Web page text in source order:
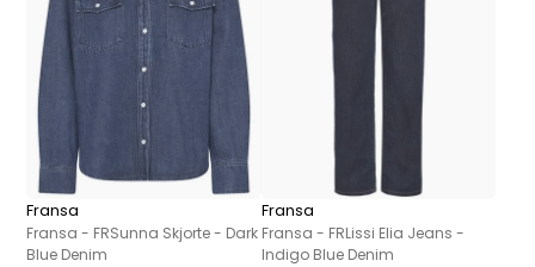
Fransa
Fransa - FRSunna Skjorte - Dark
Blue Denim
Fransa
Fransa - FRLissi Elia Jeans -
Indigo Blue Denim